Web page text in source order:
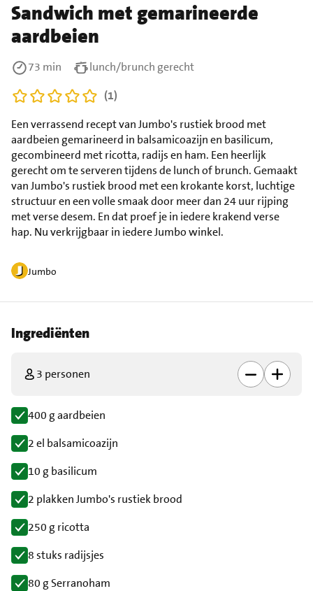
Sandwich met gemarineerde
aardbeien
Jumbo
Een verrassend recept van Jumbo's rustiek brood met
aardbeien gemarineerd in balsamicoazijn en basilicum,
gecombineerd met ricotta, radijs en ham. Een heerlijk
gerecht om te serveren tijdens de lunch of brunch. Gemaakt
van Jumbo's rustiek brood met een krokante korst, luchtige
structuur en een volle smaak door meer dan 24 uur rijping
met verse desem. En dat proef je in iedere krakend verse
hap. Nu verkrijgbaar in iedere Jumbo winkel.
73 min
lunch/brunch gerecht
(1)
Ingrediënten
3 personen
400 g aardbeien
2 el balsamicoazijn
10 g basilicum
2 plakken Jumbo's rustiek brood
250 g ricotta
8 stuks radijsjes
80 g Serranoham